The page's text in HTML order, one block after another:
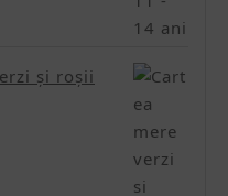
și roșii